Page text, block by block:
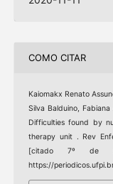
COMO CITAR
Kaiomakx Renato
Silva Balduino,
Difficulties found by
therapy unit . Rev
[citado 7º de
https://